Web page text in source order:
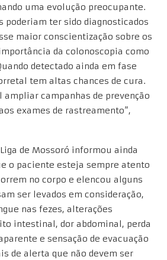
uma evolução preocupante.
poderiam ter sido diagnosticados
maior conscientização sobre os
da colonoscopia como
detectado ainda em fase
tem altas chances de cura.
ampliar campanhas de prevenção
exames de rastreamento”,
de Mossoró informou ainda
o paciente esteja sempre atento
no corpo e elencou alguns
ser levados em consideração,
nas fezes, alterações
intestinal, dor abdominal, perda
e sensação de evacuação
de alerta que não devem ser